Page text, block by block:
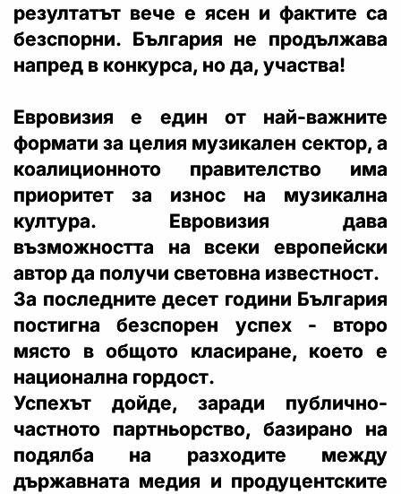
резултатът вече е ясен и фактите са
безспорни. България не продължава
напред в конкурса, но да, участва!
Евровизия е един от най-важните
формати за целия музикален сектор, а
коалиционното правителство има
приоритет за износ на музикална
култура. Евровизия дава
възможността на всеки европейски
автор да получи световна известност.
За последните десет години България
постигна безспорен успех - второ
място в общото класиране, което е
национална гордост.
Успехът дойде, заради публично-
частното партньорство, базирано на
подялба на разходите между
държавната медия и продуцентските